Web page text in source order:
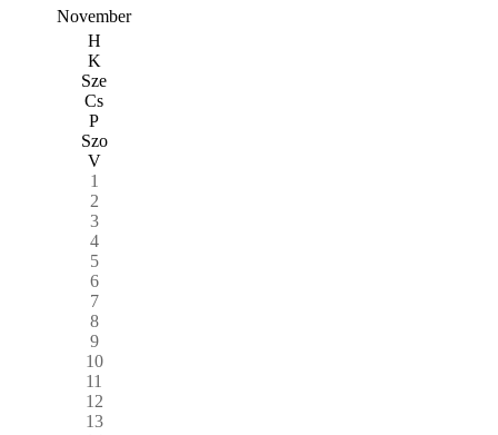
November
H
K
Sze
Cs
P
Szo
V
1
2
3
4
5
6
7
8
9
10
11
12
13